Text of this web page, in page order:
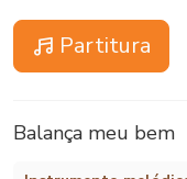
Partitura
Balança meu bem